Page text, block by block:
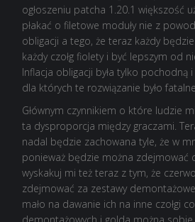
ogłoszeniu patcha 1.20.1 większość
płakać o filetowe moduły nie z
obligacji a tego, że teraz każdy będzie
każdy czołg fiolety i być lepszym od
Inflacja obligacji była tylko pochodną
dla których te rozwiązanie było
Głównym czynnikiem o które ludzie
ta dysproporcja między graczami.
nadal będzie zachowana tyle, że w
ponieważ będzie można zdejmować
wyskakuj mi też teraz z tym, że
zdejmować za zestawy
mało na dawanie ich na inne czołgi